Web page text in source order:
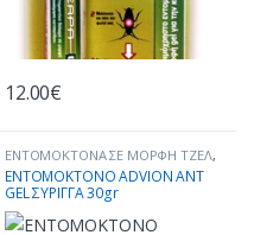
12.00€
ΕΝΤΟΜΟΚΤΟΝΑ ΣΕ ΜΟΡΦΗ ΤΖΕΛ,
ΚΑΤΑΠΟΛΕΜΗΣΗ ΕΝΤΟΜΩΝ,
ΜΥΡΜΗΓΚΙΑ
ΕΝΤΟΜΟΚΤΟΝΟ ADVION ANT
GEL ΣΥΡΙΓΓΑ 30gr